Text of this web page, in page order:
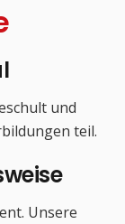
und
teil.
Unsere